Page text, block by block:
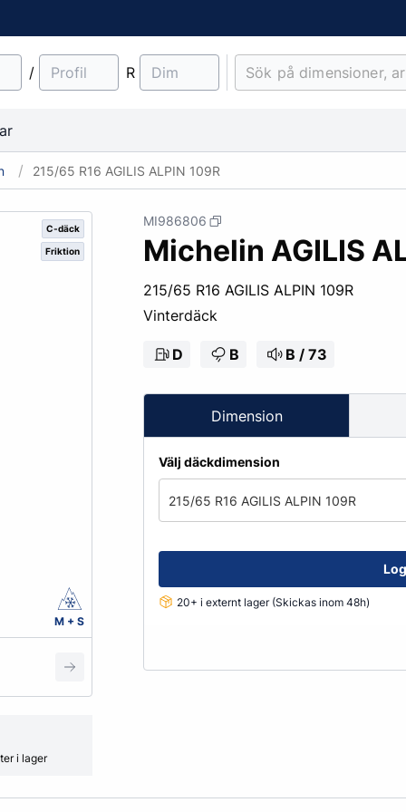
/ R
Lantbruk
Entreprenad & Maskiner
Grönyte & Smådäck
Lastbilsfälgar
O-ringar
Fälgtillbehör
Pinnbultar
Fälgskydd
Bult & Mutter
Fälglås
Kåpor
Mutterpåsar
Spacer
Ventiler
Vikter
Smörjmedel, Kemikalier &
Alkylatbensin
215/65 R16 AGILIS ALPIN 109R
C-däck
Friktion
M + S
i lager
MI986806
Michelin AGILIS
215/65 R16 AGILIS ALPIN 109R
Vinterdäck
D B B / 73
Dimension
Välj däckdimension
215/65 R16 AGILIS ALPIN 109R
20+ i externt lager (Skickas inom 48h)